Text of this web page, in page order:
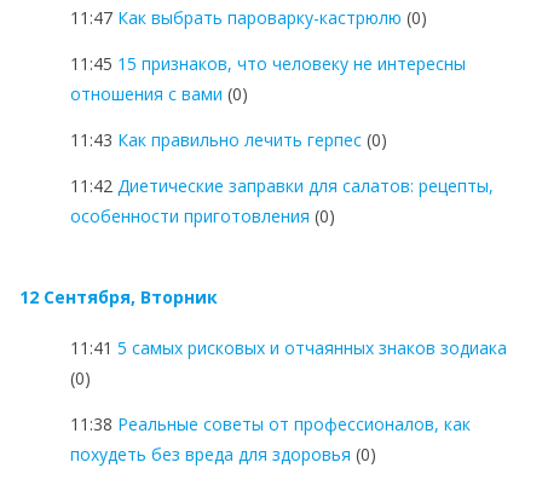
11:47 Как выбрать пароварку-кастрюлю (0)
11:45 15 признаков, что человеку не интересны
отношения с вами (0)
11:43 Как правильно лечить герпес (0)
11:42 Диетические заправки для салатов: рецепты,
особенности приготовления (0)
12 Сентября, Вторник
11:41 5 самых рисковых и отчаянных знаков зодиака
(0)
11:38 Реальные советы от профессионалов, как
похудеть без вреда для здоровья (0)